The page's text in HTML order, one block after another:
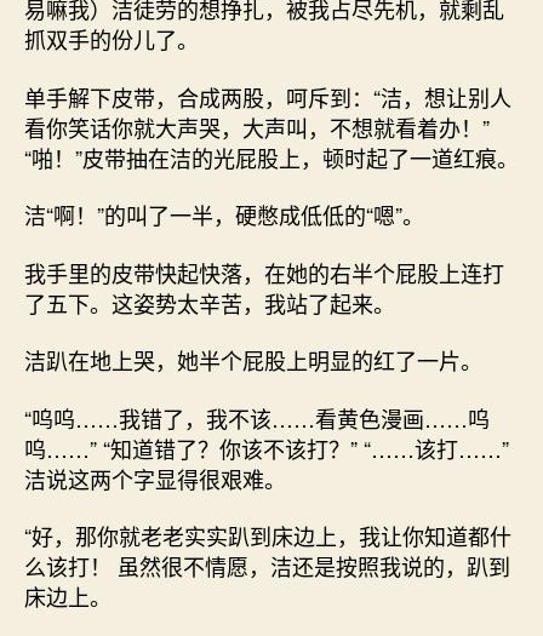
易嘛我）洁徒劳的想挣扎，被我占尽先机，就剩乱
抓双手的份儿了。
单手解下皮带，合成两股，呵斥到：“洁，想让别人
看你笑话你就大声哭，大声叫，不想就看着办！”
“啪！”皮带抽在洁的光屁股上，顿时起了一道红痕。
洁“啊！”的叫了一半，硬憋成低低的“嗯”。
我手里的皮带快起快落，在她的右半个屁股上连打
了五下。这姿势太辛苦，我站了起来。
洁趴在地上哭，她半个屁股上明显的红了一片。
“呜呜……我错了，我不该……看黄色漫画……呜
呜……” “知道错了？你该不该打？” “……该打……”
洁说这两个字显得很艰难。
“好，那你就老老实实趴到床边上，我让你知道都什
么该打！ 虽然很不情愿，洁还是按照我说的，趴到
床边上。